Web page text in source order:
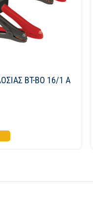
BT-BO 16/1 A